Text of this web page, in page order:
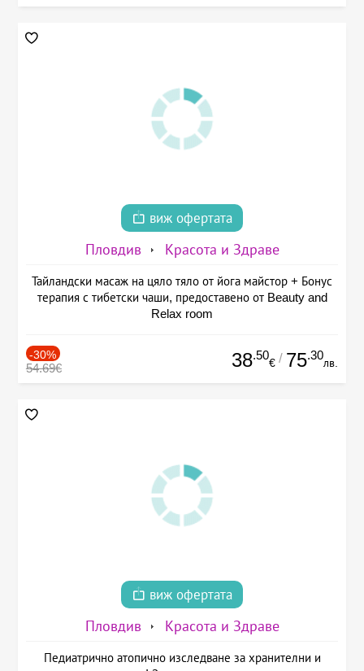
виж офертата
Пловдив Красота и Здраве
Тайландски масаж на цяло тяло от йога майстор + Бонус
терапия с тибетски чаши, предоставено от Beauty and
Relax room
-30%
54.69€ 38.50
€ / 75.30
лв.
виж офертата
Пловдив Красота и Здраве
Педиатрично атопично изследване за хранителни и